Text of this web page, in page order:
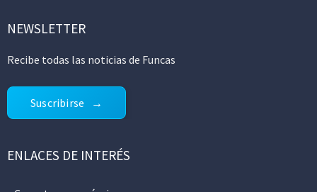
NEWSLETTER
Recibe todas las noticias de Funcas
Suscribirse
ENLACES DE INTERÉS